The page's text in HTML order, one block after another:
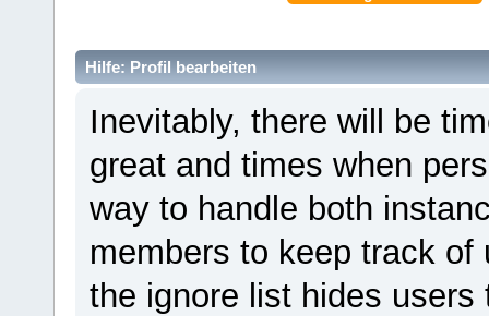
Hilfe: Profil bearbeiten
Inevitably, there will be
great and times when
way to handle both
members to keep track
the ignore list hides